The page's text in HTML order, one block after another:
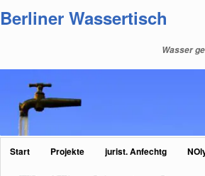
primären
Berliner Wassertisch
Wasser
Hauptmenü
Start Projekte jurist. Anfechtg